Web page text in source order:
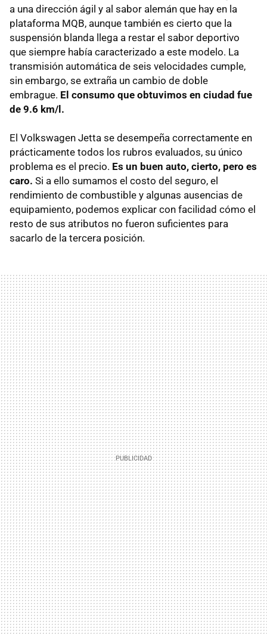
a una dirección ágil y al sabor alemán que hay en la
plataforma MQB, aunque también es cierto que la
suspensión blanda llega a restar el sabor deportivo
que siempre había caracterizado a este modelo. La
transmisión automática de seis velocidades cumple,
sin embargo, se extraña un cambio de doble
embrague. El consumo que obtuvimos en ciudad fue
de 9.6 km/l.
El Volkswagen Jetta se desempeña correctamente en
prácticamente todos los rubros evaluados, su único
problema es el precio. Es un buen auto, cierto, pero es
caro. Si a ello sumamos el costo del seguro, el
rendimiento de combustible y algunas ausencias de
equipamiento, podemos explicar con facilidad cómo el
resto de sus atributos no fueron suficientes para
sacarlo de la tercera posición.